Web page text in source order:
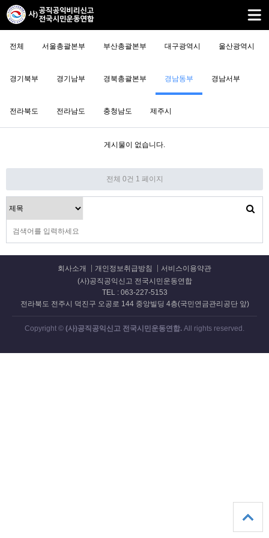
전체 서울총괄본부 부산총괄본부 대구광역시 울산광역시
경기북부 경기남부 경북총괄본부 경남동부 경남서부
전라북도 전라남도 충청남도 제주시
게시물이 없습니다.
전체 0건 1 페이지
회사소개 개인정보취급방침
서비스이용약관
(사)공직공익신고 전국시민운동연합
TEL : 063-227-5153
전라북도 전주시 덕진구 오공로 144 중앙빌딩 4층(국민연금관리공단 앞)
Copyright © (사)공직공익신고 전국시민운동연합. All rights reserved.